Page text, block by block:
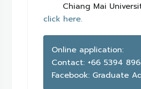
Chiang Mai
click here.
Online application:
Contact: +66 5394
Facebook: Graduate